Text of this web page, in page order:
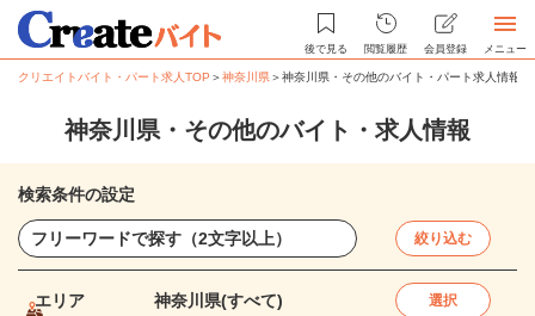
後で見る 閲覧履歴 会員登録 メニュー
クリエイトバイト・パート求人TOP ＞神奈川県＞神奈川県・その他のバイト・パート求人情報
神奈川県・その他のバイト・求人情報
検索条件の設定
絞り込む
エリア 神奈川県(すべて) 選択